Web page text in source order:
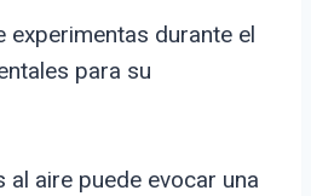
experimentas durante el
para su
al aire puede evocar una